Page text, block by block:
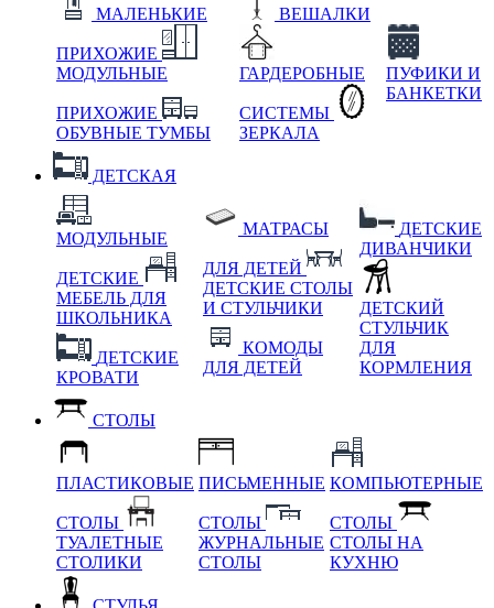
МАЛЕНЬКИЕ
ПРИХОЖИЕ
МОДУЛЬНЫЕ
ПРИХОЖИЕ
ОБУВНЫЕ ТУМБЫ
ВЕШАЛКИ
ГАРДЕРОБНЫЕ
СИСТЕМЫ
ЗЕРКАЛА
ПУФИКИ И
БАНКЕТКИ
ДЕТСКАЯ
МОДУЛЬНЫЕ
ДЕТСКИЕ
МЕБЕЛЬ ДЛЯ
ШКОЛЬНИКА
ДЕТСКИЕ
КРОВАТИ
МАТРАСЫ
ДЛЯ ДЕТЕЙ
ДЕТСКИЕ СТОЛЫ
И СТУЛЬЧИКИ
КОМОДЫ
ДЛЯ ДЕТЕЙ
ДЕТСКИЕ
ДИВАНЧИКИ
ДЕТСКИЙ
СТУЛЬЧИК
ДЛЯ
КОРМЛЕНИЯ
СТОЛЫ
ПЛАСТИКОВЫЕ
СТОЛЫ
ТУАЛЕТНЫЕ
СТОЛИКИ
ПИСЬМЕННЫЕ
СТОЛЫ
ЖУРНАЛЬНЫЕ
СТОЛЫ
КОМПЬЮТЕРНЫЕ
СТОЛЫ
СТОЛЫ НА
КУХНЮ